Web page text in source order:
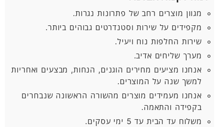
מגוון מוצרים רחב של פתרונות נגרות.
מקפידים על שירות וסטנדרטים גבוהים ביותר.
שירות החלפות נוח ויעיל.
מערך שליחים אדיב.
אנחנו מציעים מחירים הוגנים, הנחות, מבצעים ואחריות
למשך שנה על המוצרים.
אנחנו מעמידים מוצרים מהשורה הראשונה שנבחרים
בקפידה והתאמה.
משלוח עד הבית עד 5 ימי עסקים.